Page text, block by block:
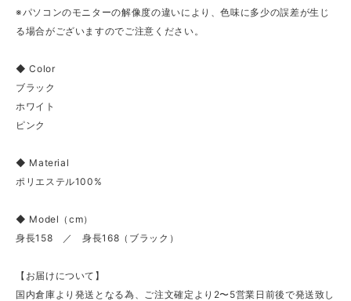
※パソコンのモニターの解像度の違いにより、色味に多少の誤差が生じ
る場合がございますのでご注意ください。
◆ Color
ブラック
ホワイト
ピンク
◆ Material
ポリエステル100%
◆ Model（cm）
身長158 ／ 身長168（ブラック）
【お届けについて】
国内倉庫より発送となる為、ご注文確定より2〜5営業日前後で発送致し